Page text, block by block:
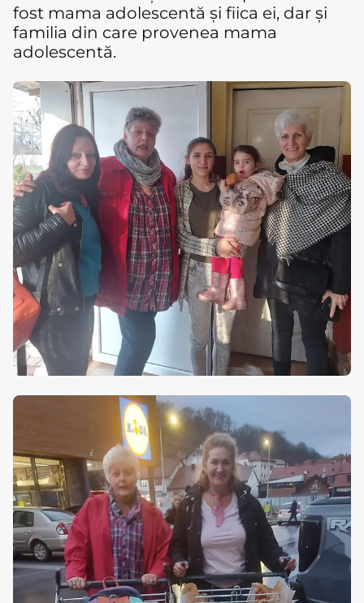
fost mama adolescentă și fiica ei, dar și
familia din care provenea mama
adolescentă.